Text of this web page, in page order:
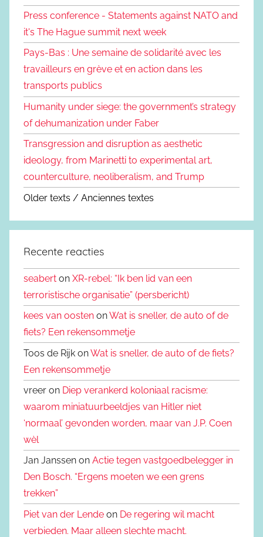
Press conference - Statements against NATO and
it's The Hague summit next week
Pays-Bas : Une semaine de solidarité avec les
travailleurs en grève et en action dans les
transports publics
Humanity under siege: the government’s strategy
of dehumanization under Faber
Transgression and disruption as aesthetic
ideology, from Marinetti to experimental art,
counterculture, neoliberalism, and Trump
Older texts / Anciennes textes
Recente reacties
seabert on XR-rebel: “Ik ben lid van een
terroristische organisatie” (persbericht)
kees van oosten onWat is sneller, de auto of de
fiets? Een rekensommetje
Toos de Rijk onWat is sneller, de auto of de fiets?
Een rekensommetje
vreer on Diep verankerd koloniaal racisme:
waarom miniatuurbeeldjes van Hitler niet
‘normaal’ gevonden worden, maar van J.P. Coen
wèl
Jan Janssen on Actie tegen vastgoedbelegger in
Den Bosch. “Ergens moeten we een grens
trekken”
Piet van der Lende on De regering wil macht
verbieden. Maar alleen slechte macht.